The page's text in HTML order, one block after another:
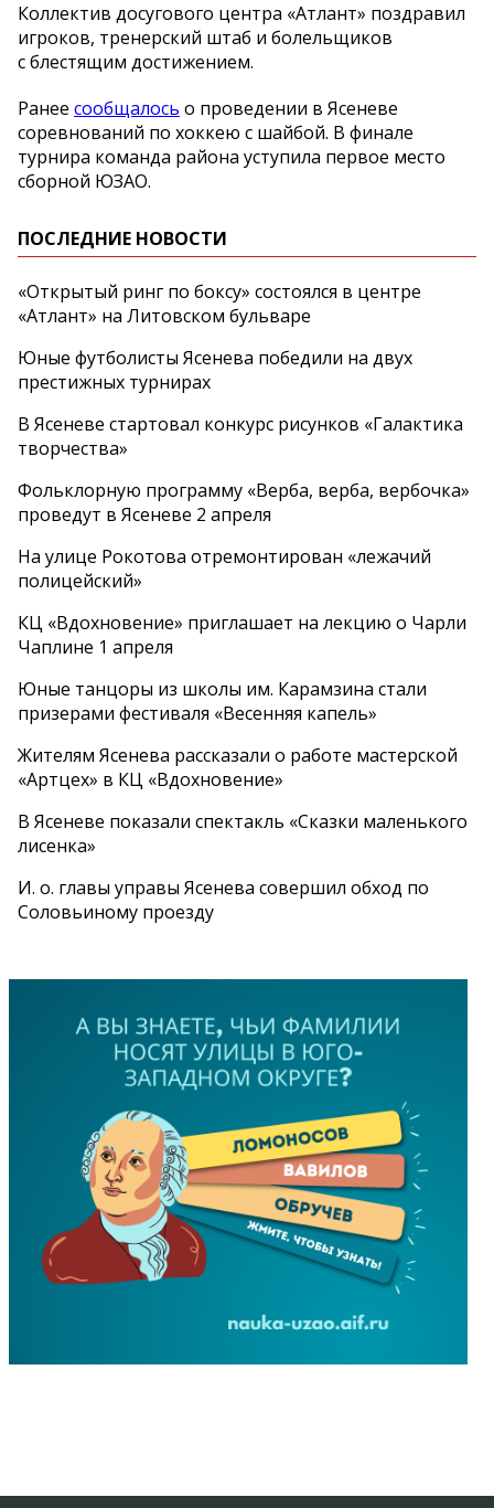
Коллектив досугового центра «Атлант» поздравил
игроков, тренерский штаб и болельщиков
с блестящим достижением.
Ранее сообщалось о проведении в Ясеневе
соревнований по хоккею с шайбой. В финале
турнира команда района уступила первое место
сборной ЮЗАО.
ПОСЛЕДНИЕ НОВОСТИ
«Открытый ринг по боксу» состоялся в центре
«Атлант» на Литовском бульваре
Юные футболисты Ясенева победили на двух
престижных турнирах
В Ясеневе стартовал конкурс рисунков «Галактика
творчества»
Фольклорную программу «Верба, верба, вербочка»
проведут в Ясеневе 2 апреля
На улице Рокотова отремонтирован «лежачий
полицейский»
КЦ «Вдохновение» приглашает на лекцию о Чарли
Чаплине 1 апреля
Юные танцоры из школы им. Карамзина стали
призерами фестиваля «Весенняя капель»
Жителям Ясенева рассказали о работе мастерской
«Артцех» в КЦ «Вдохновение»
В Ясеневе показали спектакль «Сказки маленького
лисенка»
И. о. главы управы Ясенева совершил обход по
Соловьиному проезду